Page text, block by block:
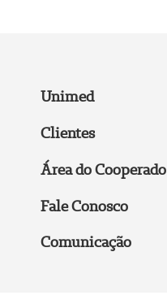
Unimed
Clientes
Área do Cooperado
Fale Conosco
Comunicação